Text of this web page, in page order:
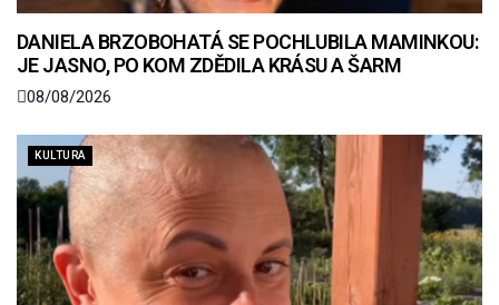
DANIELA BRZOBOHATÁ SE POCHLUBILA MAMINKOU:
JE JASNO, PO KOM ZDĚDILA KRÁSU A ŠARM
08/08/2026
KULTURA